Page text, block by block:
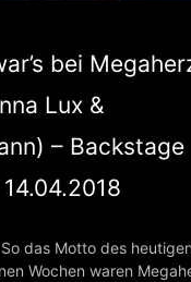
bei
Lux &
– Backstage
So das Motto des
Wochen waren